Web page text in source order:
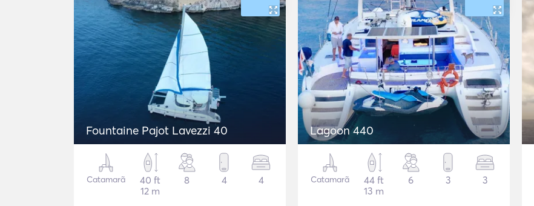
Fountaine Pajot Lavezzi 40
Catamarã
40 ft
12 m
8 4 4
Lagoon 440
Catamarã
44 ft
13 m
6 3 3